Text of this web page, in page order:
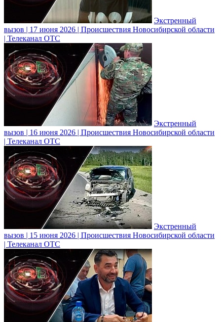
Экстренный
вызов | 17 июня 2026 | Происшествия Новосибирской области
| Телеканал ОТС
Экстренный
вызов | 16 июня 2026 | Происшествия Новосибирской области
| Телеканал ОТС
Экстренный
вызов | 15 июня 2026 | Происшествия Новосибирской области
| Телеканал ОТС